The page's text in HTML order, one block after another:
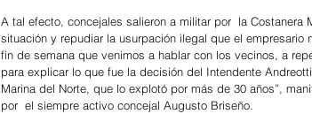
A tal efecto, concejales salieron a militar por  la
situación y repudiar la usurpación ilegal que el empresario
fin de semana que venimos a hablar con los vecinos, a
para explicar lo que fue la decisión del Intendente
Marina del Norte, que lo explotó por más de 30 años”,
por  el siempre activo concejal Augusto Briseño.